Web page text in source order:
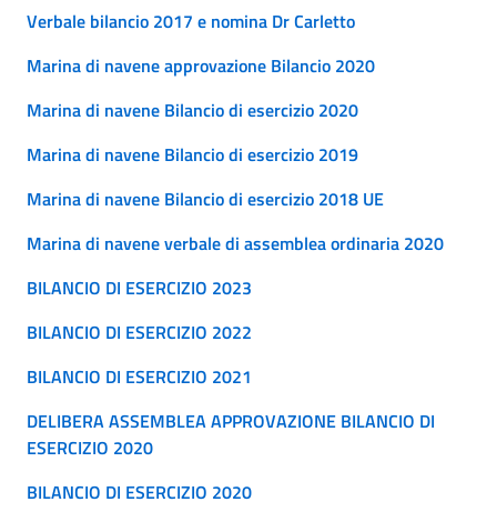
Verbale bilancio 2017 e nomina Dr Carletto
Marina di navene approvazione Bilancio 2020
Marina di navene Bilancio di esercizio 2020
Marina di navene Bilancio di esercizio 2019
Marina di navene Bilancio di esercizio 2018 UE
Marina di navene verbale di assemblea ordinaria 2020
BILANCIO DI ESERCIZIO 2023
BILANCIO DI ESERCIZIO 2022
BILANCIO DI ESERCIZIO 2021
DELIBERA ASSEMBLEA APPROVAZIONE BILANCIO DI
ESERCIZIO 2020
BILANCIO DI ESERCIZIO 2020